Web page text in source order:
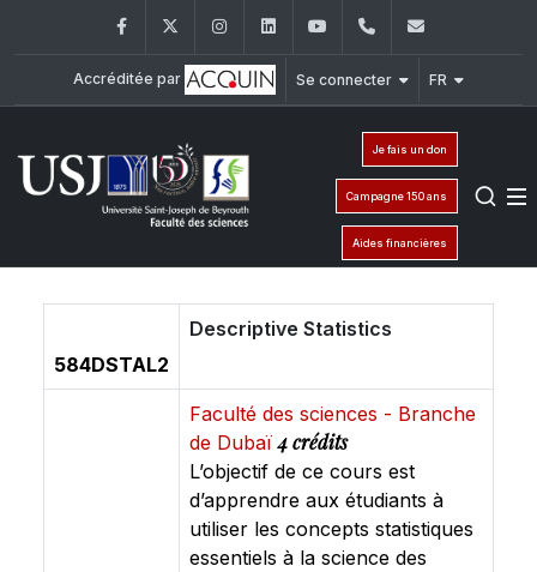
FacebookTwitter InstagramLinkedInYouTube+961 (1) 421 368
Accréditée par Se connecter FR
Je fais un don
Campagne 150 ans
Aides financières
584DSTAL2
Descriptive Statistics
Faculté des sciences - Branche
de Dubaï4 crédits
L’objectif de ce cours est
d’apprendre aux étudiants à
utiliser les concepts statistiques
essentiels à la science des